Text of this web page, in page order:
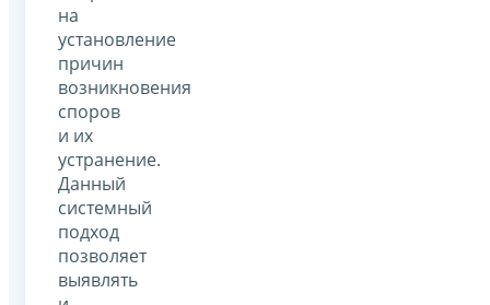
на
установление
причин
возникновения
споров
и их
устранение.
Данный
системный
подход
позволяет
выявлять